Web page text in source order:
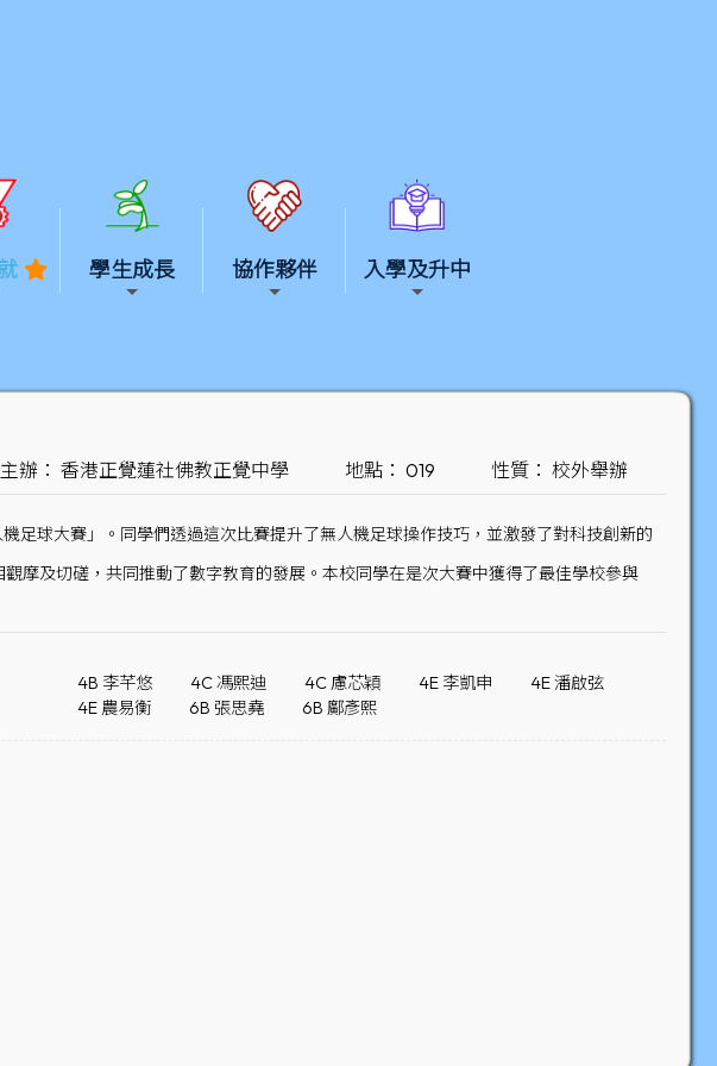
學生成長 協作夥伴 入學及升中
主辦： 香港正覺蓮社佛教正覺中學 地點： 019 性質： 校外舉辦
足球大賽」。同學們透過這次比賽提升了無人機足球操作技巧，並激發了對科技創新的
摩及切磋，共同推動了數字教育的發展。本校同學在是次大賽中獲得了最佳學校參與
4B 李芊悠 4C 馮熙迪 4C 慮芯穎 4E 李凱申
4E 潘啟弦
4E 農易衡
6B 張思堯 6B 鄺彥熙